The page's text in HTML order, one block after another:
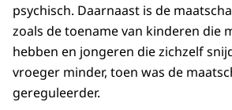
psychisch. Daarnaast is de
zoals de toename van kinderen die
hebben en jongeren die zichzelf
vroeger minder, toen was de
gereguleerder.